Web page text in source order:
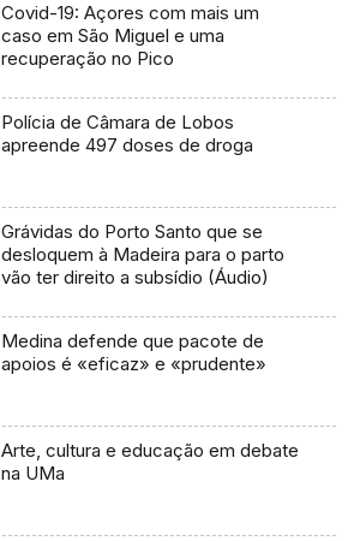
Covid-19: Açores com mais um
caso em São Miguel e uma
recuperação no Pico
Polícia de Câmara de Lobos
apreende 497 doses de droga
Grávidas do Porto Santo que se
desloquem à Madeira para o parto
vão ter direito a subsídio (Áudio)
Medina defende que pacote de
apoios é «eficaz» e «prudente»
Arte, cultura e educação em debate
na UMa